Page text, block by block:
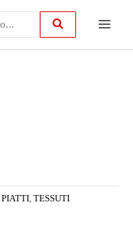
PIATTI, TESSUTI